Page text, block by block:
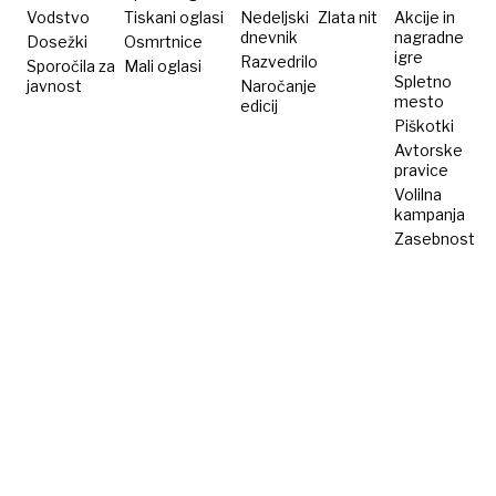
Vodstvo
Dosežki
Sporočila za
javnost
Tiskani oglasi
Osmrtnice
Mali oglasi
Nedeljski
dnevnik
Razvedrilo
Naročanje
edicij
Zlata nit
Akcije in
nagradne
igre
Spletno
mesto
Piškotki
Avtorske
pravice
Volilna
kampanja
Zasebnost